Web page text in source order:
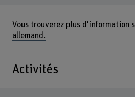
Vous trouverez plus d'information
allemand.
Activités